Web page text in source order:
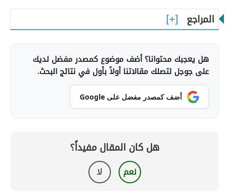
المراجع
هل يعجبك محتوانا؟ أضف موضوع كمصدر مفضل لديك
على جوجل لتصلك مقالاتنا أولاً بأول في نتائج البحث.
أضف كمصدر مفضل على Google
هل كان المقال مفيداً؟
نعم لا